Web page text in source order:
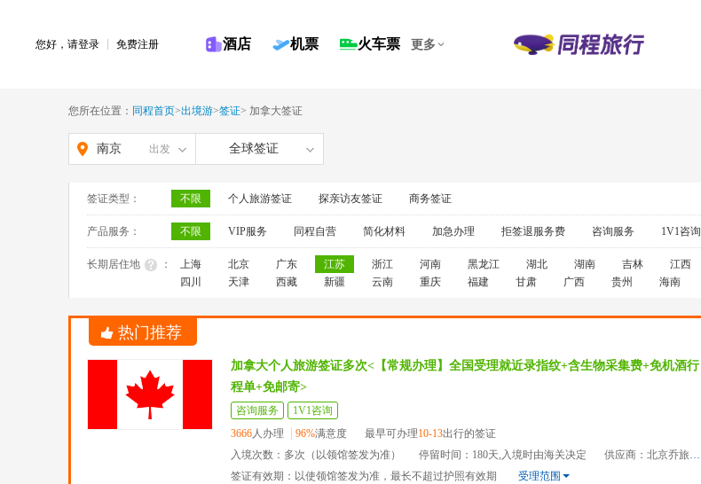
您好，请登录 免费注册 酒店 机票 火车票 更多
您所在位置： 同程首页>出境游>签证> 加拿大签证
南京 出发 全球签证
签证类型： 不限 个人旅游签证 探亲访友签证 商务签证
产品服务： 不限 VIP服务 同程自营 简化材料 加急办理 拒签退服务费 咨询服务 1V1咨询
长期居住地 ： 上海 北京 广东 江苏 浙江 河南 黑龙江 湖北 湖南 吉林 江西
四川
天津 西藏 新疆 云南 重庆 福建 甘肃 广西 贵州 海南
热门推荐
加拿大个人旅游签证多次<【常规办理】全国受理就近录指纹+含生物采集费+免机酒行
程单+免邮寄>
咨询服务
1V1咨询
3666人办理 96%满意度 最早可办理10-13出行的签证
入境次数：多次（以领馆签发为准）
停留时间：180天,入境时由海关决定
供应商：北京乔旅国际旅游管理有限公司
签证有效期：以使领馆签发为准，最长不超过护照有效期
受理范围